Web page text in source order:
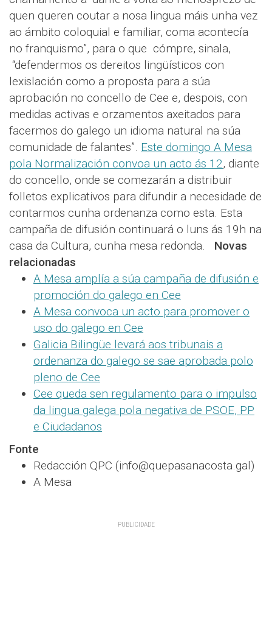
quen queren coutar a nosa lingua máis unha vez
ao ámbito coloquial e familiar, coma acontecía
no franquismo”, para o que cómpre, sinala,
“defendermos os dereitos lingüísticos con
lexislación como a proposta para a súa
aprobación no concello de Cee e, despois, con
medidas activas e orzamentos axeitados para
facermos do galego un idioma natural na súa
comunidade de falantes”. Este domingo A Mesa
pola Normalización convoa un acto ás 12, diante
do concello, onde se comezarán a distribuir
folletos explicativos para difundir a necesidade de
contarmos cunha ordenanza como esta. Esta
campaña de difusión continuará o luns ás 19h na
casa da Cultura, cunha mesa redonda. Novas
relacionadas
A Mesa amplía a súa campaña de difusión e
promoción do galego en Cee
A Mesa convoca un acto para promover o
uso do galego en Cee
Galicia Bilingüe levará aos tribunais a
ordenanza do galego se sae aprobada polo
pleno de Cee
Cee queda sen regulamento para o impulso
da lingua galega pola negativa de PSOE, PP
e Ciudadanos
Fonte
Redacción QPC (info@quepasanacosta.gal)
A Mesa